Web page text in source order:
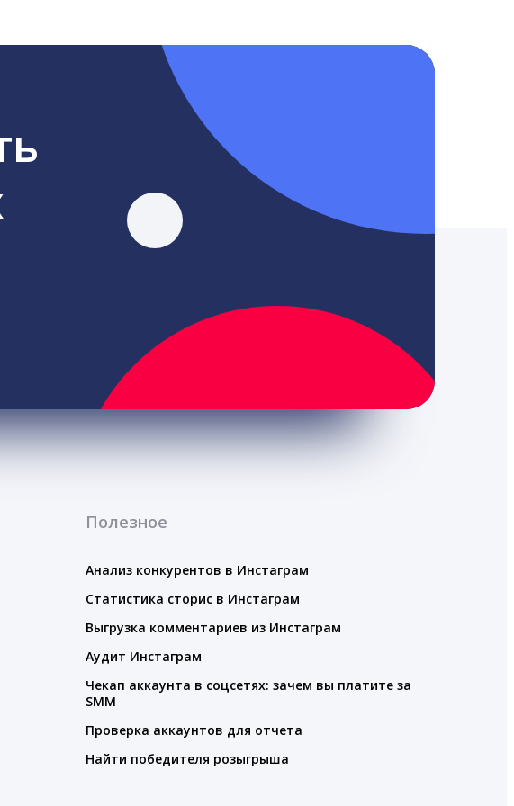
Полезное
Анализ конкурентов в Инстаграм
Статистика сторис в Инстаграм
Выгрузка комментариев из Инстаграм
Аудит Инстаграм
Чекап аккаунта в соцсетях: зачем вы платите за
SMM
Проверка аккаунтов для отчета
Найти победителя розыгрыша